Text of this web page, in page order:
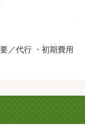
額の５０％ 月額保
駐輪場：有
／代行 ・初期費用